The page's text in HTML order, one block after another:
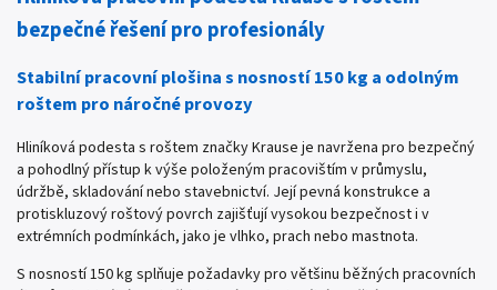
bezpečné řešení pro profesionály
Stabilní pracovní plošina s nosností 150 kg a odolným
roštem pro náročné provozy
Hliníková podesta s roštem značky Krause je navržena pro bezpečný
a pohodlný přístup k výše položeným pracovištím v průmyslu,
údržbě, skladování nebo stavebnictví. Její pevná konstrukce a
protiskluzový roštový povrch zajišťují vysokou bezpečnost i v
extrémních podmínkách, jako je vlhko, prach nebo mastnota.
S nosností 150 kg splňuje požadavky pro většinu běžných pracovních